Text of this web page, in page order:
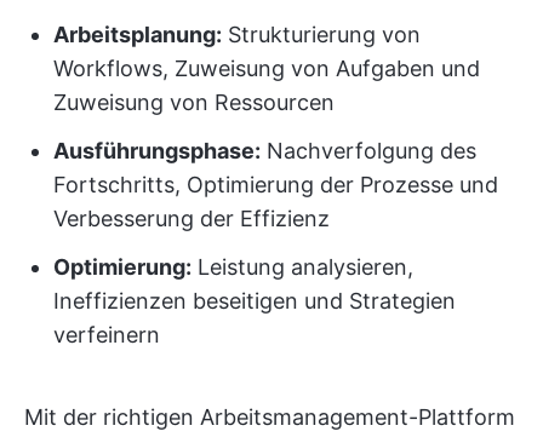
Arbeitsplanung: Strukturierung von
Workflows, Zuweisung von Aufgaben und
Zuweisung von Ressourcen
Ausführungsphase: Nachverfolgung des
Fortschritts, Optimierung der Prozesse und
Verbesserung der Effizienz
Optimierung: Leistung analysieren,
Ineffizienzen beseitigen und Strategien
verfeinern
Mit der richtigen Arbeitsmanagement-Plattform